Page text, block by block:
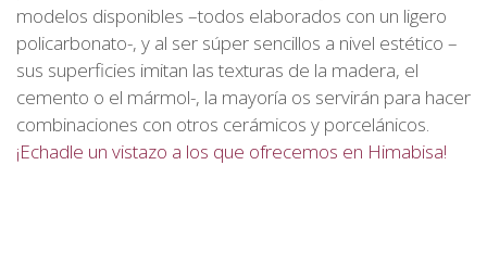
modelos disponibles –todos elaborados con un ligero
policarbonato-, y al ser súper sencillos a nivel estético –
sus superficies imitan las texturas de la madera, el
cemento o el mármol-, la mayoría os servirán para hacer
combinaciones con otros cerámicos y porcelánicos.
¡Echadle un vistazo a los que ofrecemos en Himabisa!